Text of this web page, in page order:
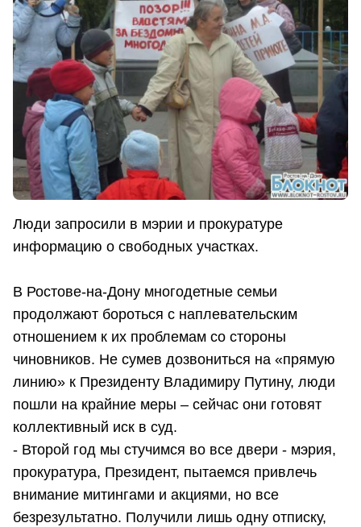
Люди запросили в мэрии и прокуратуре
информацию о свободных участках.
В Ростове-на-Дону многодетные семьи
продолжают бороться с наплевательским
отношением к их проблемам со стороны
чиновников. Не сумев дозвониться на «прямую
линию» к Президенту Владимиру Путину, люди
пошли на крайние меры – сейчас они готовят
коллективный иск в суд.
- Второй год мы стучимся во все двери - мэрия,
прокуратура, Президент, пытаемся привлечь
внимание митингами и акциями, но все
безрезультатно. Получили лишь одну отписку,